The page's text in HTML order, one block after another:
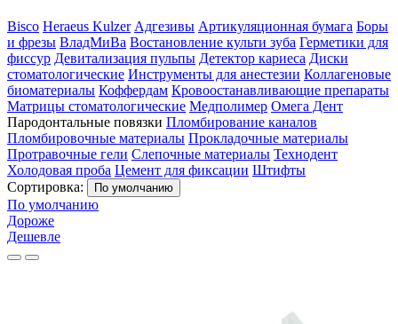
Bisco Heraeus Kulzer Адгезивы Артикуляционная бумага Боры
и фрезы ВладМиВа Востановление культи зуба Герметики для
фиссур Девитализация пульпы Детектор кариеса Диски
стоматологические Инструменты для анестезии Коллагеновые
биоматериалы Коффердам Кровоостанавливающие препараты
Матрицы стоматологические Медполимер Омега Дент
Пародонтальные повязки Пломбирование каналов
Пломбировочные материалы Прокладочные материалы
Протравочные гели Слепочные материалы Технодент
Холодовая проба Цемент для фиксации Штифты
Сортировка:
По умолчанию
По умолчанию
Дороже
Дешевле